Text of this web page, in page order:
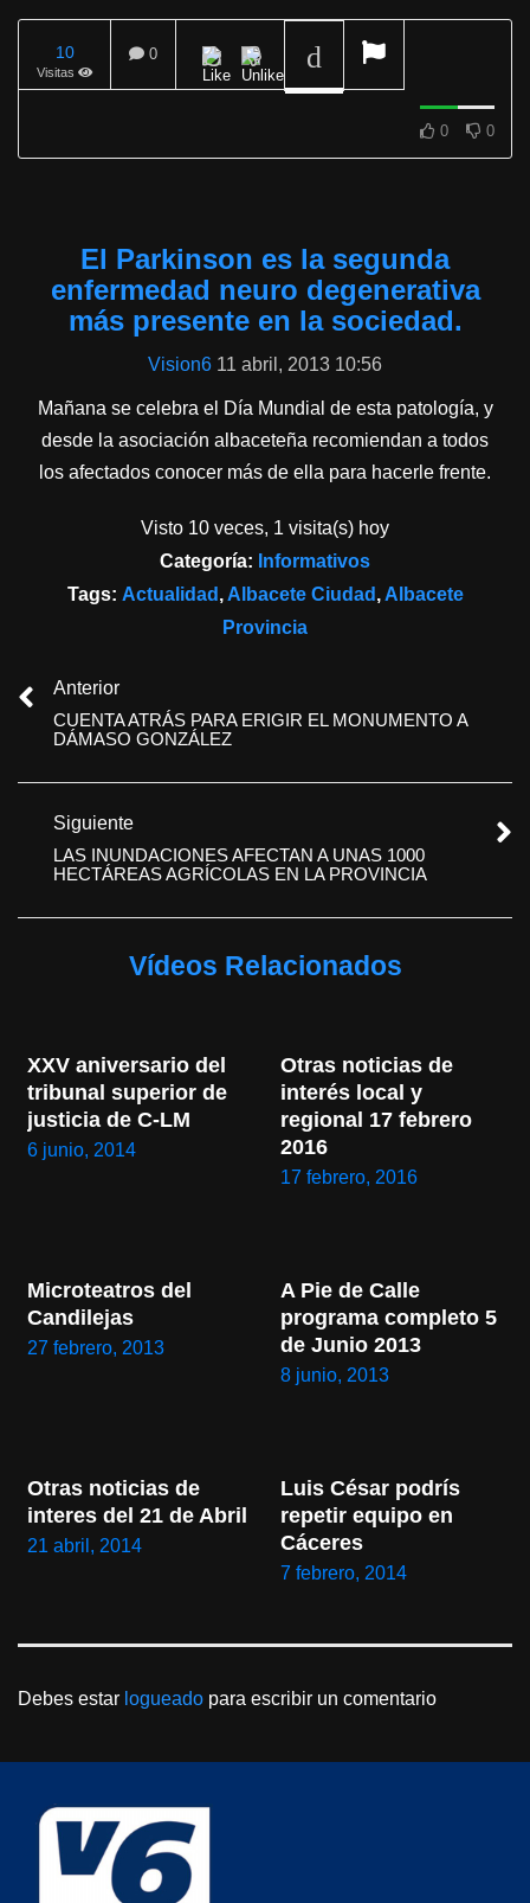
10
Visitas
0
0 0
El Parkinson es la segunda
enfermedad neuro degenerativa
más presente en la sociedad.
Vision6 11 abril, 2013 10:56
Mañana se celebra el Día Mundial de esta patología, y
desde la asociación albaceteña recomiendan a todos
los afectados conocer más de ella para hacerle frente.
Visto 10 veces, 1 visita(s) hoy
Categoría: Informativos
Tags: Actualidad , Albacete Ciudad , Albacete
Provincia
Anterior
CUENTA ATRÁS PARA ERIGIR EL MONUMENTO A
DÁMASO GONZÁLEZ
Siguiente
LAS INUNDACIONES AFECTAN A UNAS 1000
HECTÁREAS AGRÍCOLAS EN LA PROVINCIA
Vídeos Relacionados
XXV aniversario del
tribunal superior de
justicia de C-LM
6 junio, 2014
Otras noticias de
interés local y
regional 17 febrero
2016
17 febrero, 2016
Microteatros del
Candilejas
27 febrero, 2013
A Pie de Calle
programa completo 5
de Junio 2013
8 junio, 2013
Otras noticias de
interes del 21 de Abril
21 abril, 2014
Luis César podrís
repetir equipo en
Cáceres
7 febrero, 2014
Debes estar logueado para escribir un comentario